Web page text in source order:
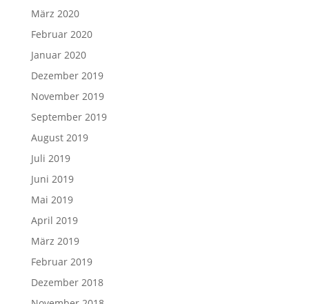
März 2020
Februar 2020
Januar 2020
Dezember 2019
November 2019
September 2019
August 2019
Juli 2019
Juni 2019
Mai 2019
April 2019
März 2019
Februar 2019
Dezember 2018